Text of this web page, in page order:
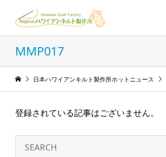
MMP017
日本ハワイアンキルト製作所ホットニュース
登録されている記事はございません。